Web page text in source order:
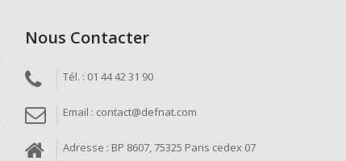
Nous Contacter
Tél. : 01 44 42 31 90
Email : contact@defnat.com
Adresse : BP 8607, 75325 Paris cedex 07